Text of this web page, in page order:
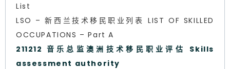
List
LSO – 新西兰技术移民职业列表 LIST OF SKILLED
OCCUPATIONS – Part A
211212 音乐总监澳洲技术移民职业评估 Skills
assessment authority